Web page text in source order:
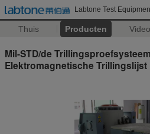
Labtone Test
Thuis Producten
Mil-STD/de
Elektromagnetische Trillingslijst